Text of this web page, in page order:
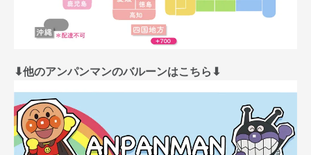
⬇︎他のアンパンマンのバルーンはこちら⬇︎